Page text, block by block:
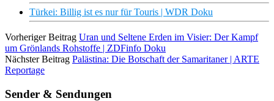
Türkei: Billig ist es nur für Touris | WDR Doku
Vorheriger Beitrag Uran und Seltene Erden im Visier: Der Kampf
um Grönlands Rohstoffe | ZDFinfo Doku
Nächster Beitrag Palästina: Die Botschaft der Samaritaner | ARTE
Reportage
Sender & Sendungen